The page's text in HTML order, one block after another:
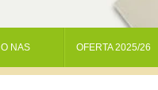
O NAS OFERTA 2025/26